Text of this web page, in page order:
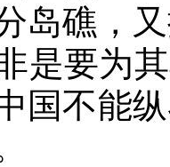
岛礁，
是要为
国不能